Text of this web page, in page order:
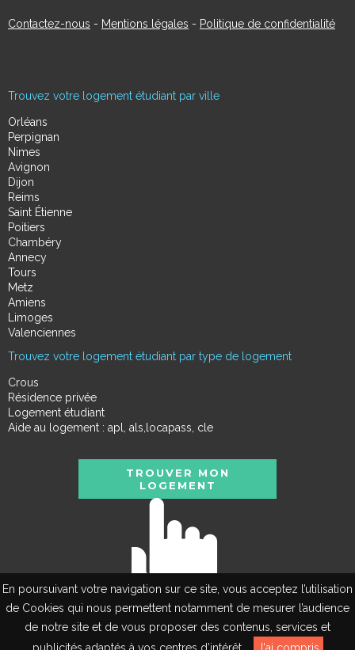
En poursuivant votre navigation sur ce site, vous acceptez l’utilisation
de Cookies qui nous permettent notamment de mesurer l’audience
de notre site et de vous proposer des contenus, services et
Contactez-nous - Mentions légales - Politique de confidentialité
Trouvez votre logement étudiant par ville
Orléans
Perpignan
Nimes
Avignon
Dijon
Reims
Saint Étienne
Poitiers
Chambéry
Annecy
Tours
Metz
Amiens
Limoges
Valenciennes
Trouvez votre logement étudiant par type de logement
Crous
Résidence privée
Logement étudiant
Aide au logement : apl, als,locapass, cle
TROUVER MON
LOGEMENT